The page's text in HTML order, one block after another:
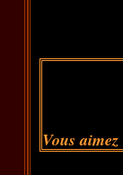
Vous aimez